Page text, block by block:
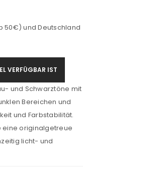
50€) und Deutschland
VERFÜGBAR IST
und Schwarztöne mit
Bereichen und
und Farbstabilität.
eine originalgetreue
licht- und